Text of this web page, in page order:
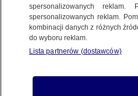
Udostępnij
spersonalizowanych
spersonalizowanych reklam.
kombinacji danych z różnych
do wyboru reklam.
Lista partnerów (dostawców)